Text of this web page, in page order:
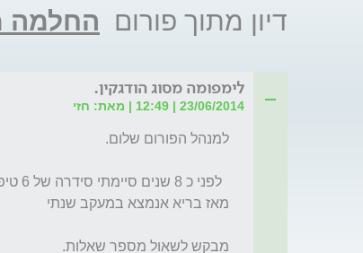
דיון מתוך פורום החלמה
לימפומה מסוג הודגקין.
23/06/2014 | 12:49 | מאת: חזי